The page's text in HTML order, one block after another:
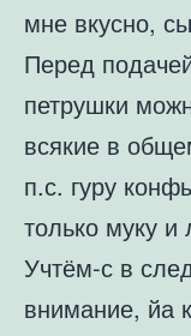
мне вкусно,
Перед
петрушки
всякие в
п.с. гуру
только муку
Учтём-с в
внимание, йа